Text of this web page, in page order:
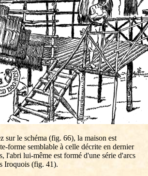
sur le schéma (fig. 66), la maison est
forme semblable à celle décrite en dernier
l'abri lui-même est formé d'une série d'arcs
Iroquois (fig. 41).